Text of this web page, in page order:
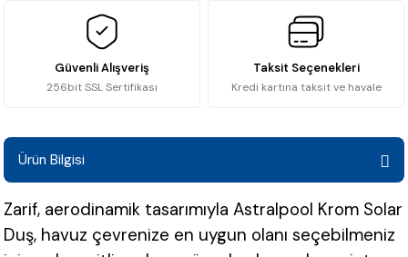
Güvenli Alışveriş
256bit SSL Sertifikası
Taksit Seçenekleri
Kredi kartına taksit ve havale
Ürün Bilgisi
Zarif, aerodinamik tasarımıyla Astralpool Krom Solar
Duş, havuz çevrenize en uygun olanı seçebilmeniz